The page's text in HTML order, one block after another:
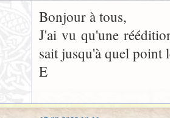
Bonjour à tous,
J'ai vu qu'une
sait jusqu'à quel point
E